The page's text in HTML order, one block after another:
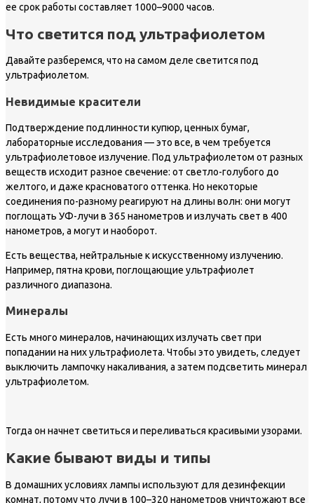
ее срок работы составляет 1000–9000 часов.
Что светится под ультрафиолетом
Давайте разберемся, что на самом деле светится под
ультрафиолетом.
Невидимые красители
Подтверждение подлинности купюр, ценных бумаг,
лабораторные исследования — это все, в чем требуется
ультрафиолетовое излучение. Под ультрафиолетом от разных
веществ исходит разное свечение: от светло-голубого до
желтого, и даже красноватого оттенка. Но некоторые
соединения по-разному реагируют на длины волн: они могут
поглощать УФ-лучи в 365 нанометров и излучать свет в 400
нанометров, а могут и наоборот.
Есть вещества, нейтральные к искусственному излучению.
Например, пятна крови, поглощающие ультрафиолет
различного диапазона.
Минералы
Есть много минералов, начинающих излучать свет при
попадании на них ультрафиолета. Чтобы это увидеть, следует
выключить лампочку накаливания, а затем подсветить минерал
ультрафиолетом.
Тогда он начнет светиться и переливаться красивыми узорами.
Какие бывают виды и типы
В домашних условиях лампы используют для дезинфекции
комнат, потому что лучи в 100–320 нанометров уничтожают все